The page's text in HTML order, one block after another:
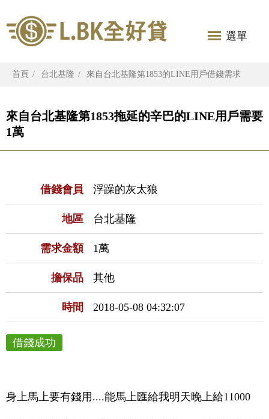
選單
首頁 台北基隆 來自台北基隆第1853的LINE用戶借錢需求
來自台北基隆第1853拖延的辛巴的LINE用戶需要
1萬
借錢會員 浮躁的灰太狼
地區 台北基隆
需求金額 1萬
擔保品 其他
時間 2018-05-08 04:32:07
借錢成功
身上馬上要有錢用....能馬上匯給我明天晚上給11000